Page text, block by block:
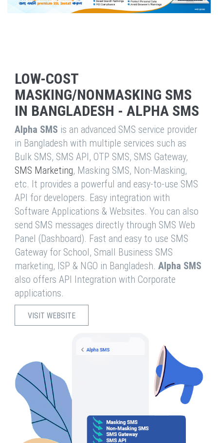
LOW-COST
MASKING/NONMASKING SMS
IN BANGLADESH - ALPHA SMS
Alpha SMS is an advanced SMS service provider
in Bangladesh with multiple services such as
Bulk SMS, SMS API, OTP SMS, SMS Gateway,
SMS Marketing, Masking SMS, Non-Masking,
etc. It provides a powerful and easy-to-use SMS
API for developers. Easy integration with
Software Applications & Websites. You can also
send SMS messages directly through SMS Web
Panel (Dashboard). Fast and easy to use SMS
Gateway for School, Small Business SMS
marketing, ISP & NGO in Bangladesh. Alpha SMS
also offers API Integration with Corporate
applications.
VISIT WEBSITE